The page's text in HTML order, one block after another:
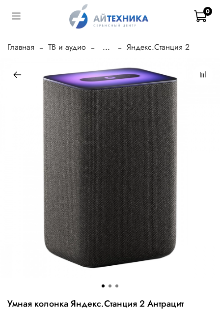
0
Главная ТВ и аудио ... Яндекс.Станция 2
Умная колонка Яндекс.Станция 2 Антрацит